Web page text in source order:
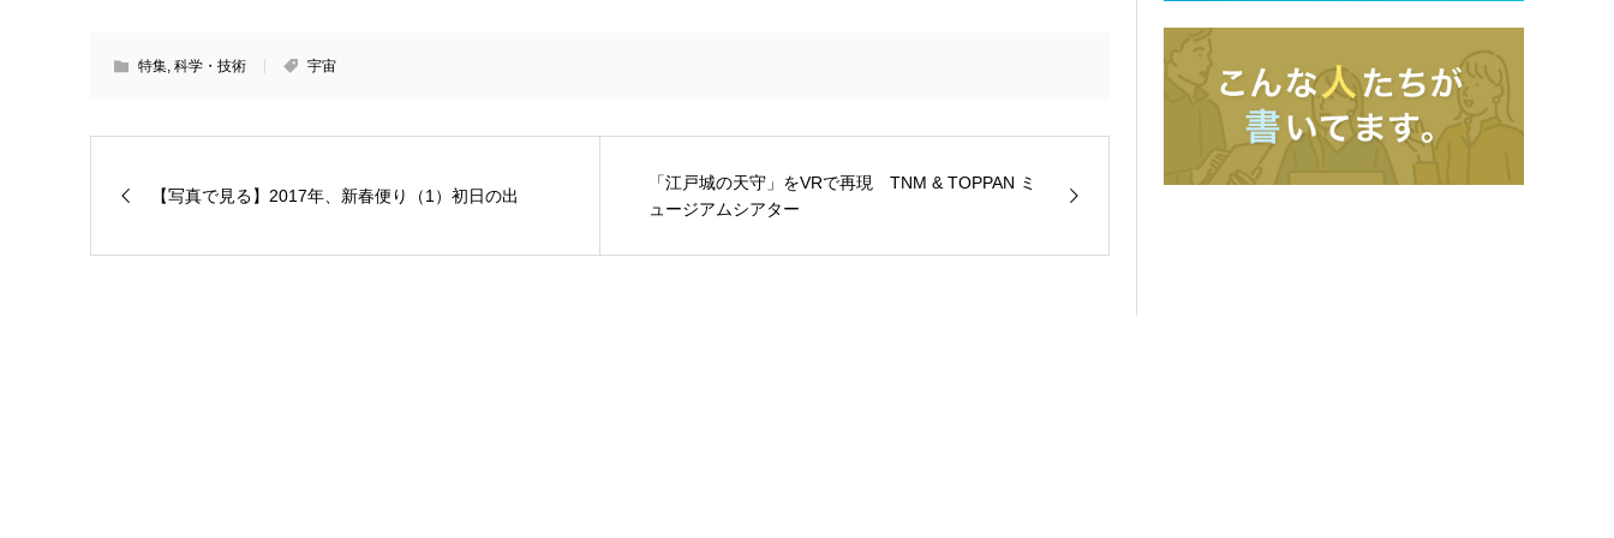
特集, 科学・技術 宇宙
【写真で見る】2017年、新春便り（1）初日の出
「江戸城の天守」をVRで再現 TNM & TOPPAN ミ
ュージアムシアター